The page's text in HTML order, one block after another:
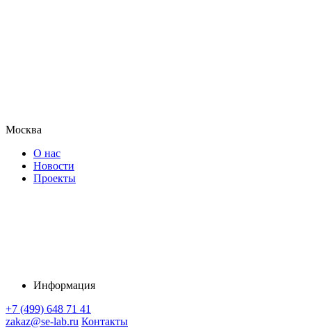
Москва
О нас
Новости
Проекты
Информация
+7 (499) 648 71 41
zakaz@se-lab.ru Контакты